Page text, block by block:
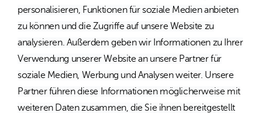
personalisieren, Funktionen für soziale Medien anbieten
zu können und die Zugriffe auf unsere Website zu
analysieren. Außerdem geben wir Informationen zu Ihrer
Verwendung unserer Website an unsere Partner für
soziale Medien, Werbung und Analysen weiter. Unsere
Partner führen diese Informationen möglicherweise mit
weiteren Daten zusammen, die Sie ihnen bereitgestellt